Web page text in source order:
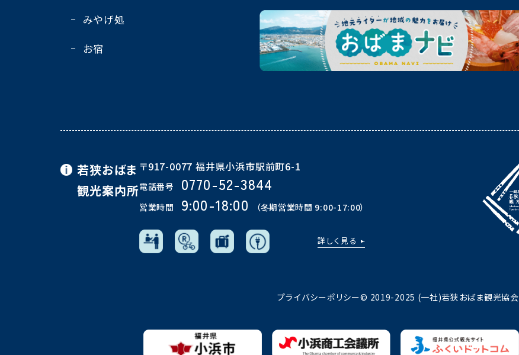
みやげ処
お宿
若狭おばま
観光案内所
〒917-0077 福井県小浜市駅前町6-1
電話番号 0770-52-3844
営業時間 9:00-18:00 （冬期営業時間 9:00-17:00）
詳しく見る
プライバシーポリシー© 2019-2025 (一社)若狭おばま観光協会